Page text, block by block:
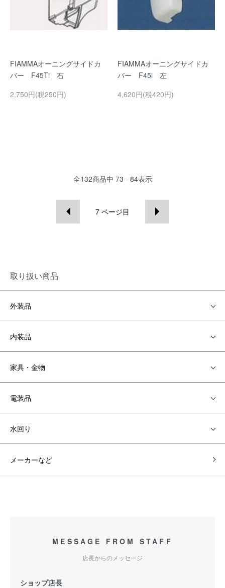
FIAMMAオーニングサイドカ
バー F45Ti 右
2,750円(税250円)
FIAMMAオーニングサイドカ
バー F45i 左
4,620円(税420円)
全132商品中 73 - 84表示
7 ページ目
取り扱い商品
外装品
内装品
家具・金物
電装品
水回り
メーカーなど
MESSAGE FROM STAFF
店長からのメッセージ
ショップ店長